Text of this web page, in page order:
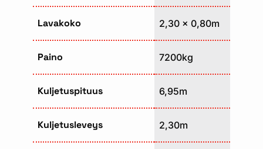
Lavakoko 2,30 x 0,80m
Paino 7200kg
Kuljetuspituus 6,95m
Kuljetusleveys 2,30m